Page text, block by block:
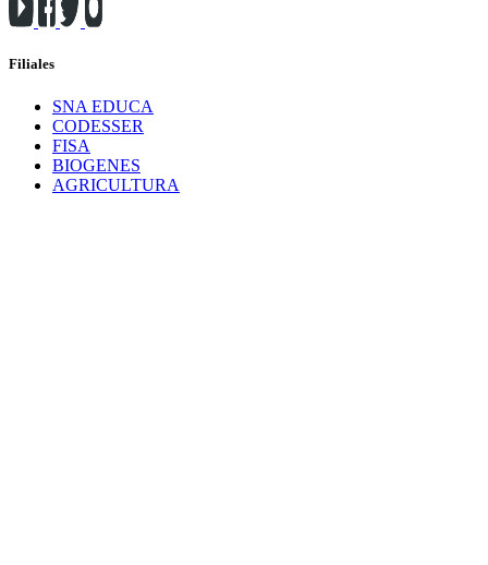
Filiales
SNA EDUCA
CODESSER
FISA
BIOGENES
AGRICULTURA